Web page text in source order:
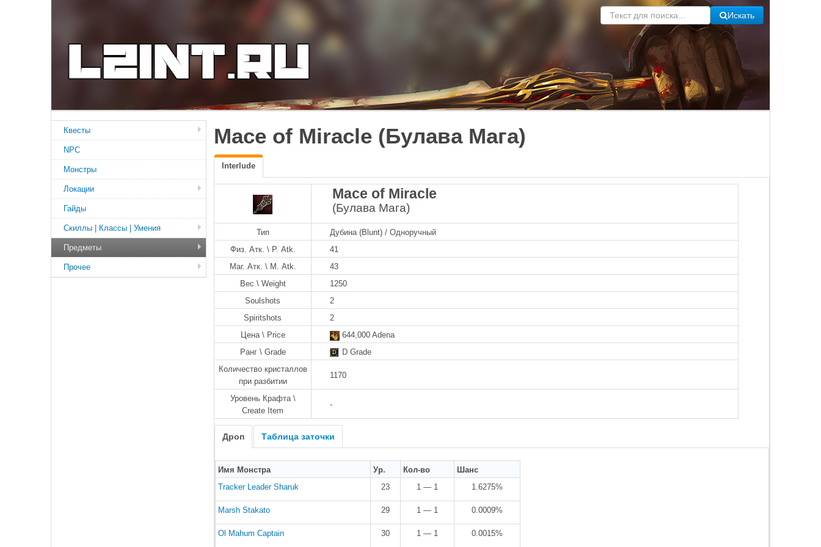
Искать
Mace of Miracle (Булава Мага)
Interlude
Mace of Miracle
(Булава Мага)
Тип
Дубина (Blunt) / Одноручный
Физ. Атк. \ P. Atk.
41
Маг. Атк. \ M. Atk.
43
Вес \ Weight
1250
Soulshots
2
Spiritshots
2
Цена \ Price
644,000 Adena
Ранг \ Grade
D Grade
Количество кристаллов
при разбитии
1170
Уровень Крафта \
Create Item
-
Дроп Таблица заточки
Имя Монстра Ур. Кол-во
Шанс
Tracker Leader Sharuk
23 1 — 1 1.6275%
Marsh Stakato 29 1 — 1 0.0009%
Ol Mahum Captain 30 1 — 1 0.0015%
Квесты
NPC
Монстры
Локации
Гайды
Скиллы | Классы | Умения
Предметы
Прочее